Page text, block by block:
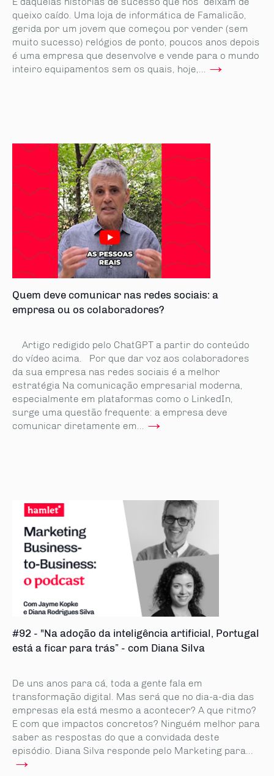
queixo caído. Uma loja de informática de Famalicão,
gerida por um jovem que começou por vender (sem
muito sucesso) relógios de ponto, poucos anos depois
é uma empresa que desenvolve e vende para o mundo
inteiro equipamentos sem os quais, hoje,...→
Quem deve comunicar nas redes sociais: a
empresa ou os colaboradores?
Artigo redigido pelo ChatGPT a partir do conteúdo
do vídeo acima. Por que dar voz aos colaboradores
da sua empresa nas redes sociais é a melhor
estratégia Na comunicação empresarial moderna,
especialmente em plataformas como o LinkedIn,
surge uma questão frequente: a empresa deve
comunicar diretamente em...→
#92 - "Na adoção da inteligência artificial, Portugal
está a ficar para trás” - com Diana Silva
De uns anos para cá, toda a gente fala em
transformação digital. Mas será que no dia-a-dia das
empresas ela está mesmo a acontecer? A que ritmo?
E com que impactos concretos? Ninguém melhor para
saber as respostas do que a convidada deste
episódio. Diana Silva responde pelo Marketing para...
→